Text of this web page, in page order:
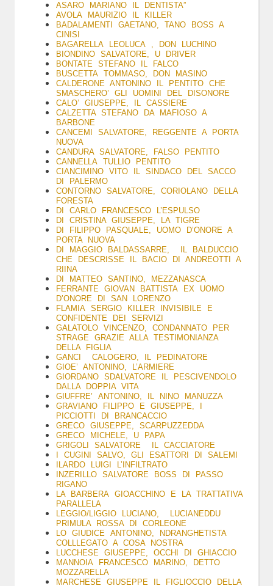
ASARO MARIANO IL DENTISTA”
AVOLA MAURIZIO IL KILLER
BADALAMENTI GAETANO, TANO BOSS A
CINISI
BAGARELLA LEOLUCA , DON LUCHINO
BIONDINO SALVATORE, U DRIVER
BONTATE STEFANO IL FALCO
BUSCETTA TOMMASO, DON MASINO
CALDERONE ANTONINO IL PENTITO CHE
SMASCHERO’ GLI UOMINI DEL DISONORE
CALO’ GIUSEPPE, IL CASSIERE
CALZETTA STEFANO DA MAFIOSO A
BARBONE
CANCEMI SALVATORE, REGGENTE A PORTA
NUOVA
CANDURA SALVATORE, FALSO PENTITO
CANNELLA TULLIO PENTITO
CIANCIMINO VITO IL SINDACO DEL SACCO
DI PALERMO
CONTORNO SALVATORE, CORIOLANO DELLA
FORESTA
DI CARLO FRANCESCO L’ESPULSO
DI CRISTINA GIUSEPPE, LA TIGRE
DI FILIPPO PASQUALE, UOMO D’ONORE A
PORTA NUOVA
DI MAGGIO BALDASSARRE, IL BALDUCCIO
CHE DESCRISSE IL BACIO DI ANDREOTTI A
RIINA
DI MATTEO SANTINO, MEZZANASCA
FERRANTE GIOVAN BATTISTA EX UOMO
D’ONORE DI SAN LORENZO
FLAMIA SERGIO KILLER INVISIBILE E
CONFIDENTE DEI SERVIZI
GALATOLO VINCENZO, CONDANNATO PER
STRAGE GRAZIE ALLA TESTIMONIANZA
DELLA FIGLIA
GANCI CALOGERO, IL PEDINATORE
GIOE’ ANTONINO, L’ARMIERE
GIORDANO SDALVATORE IL PESCIVENDOLO
DALLA DOPPIA VITA
GIUFFRE’ ANTONINO, IL NINO MANUZZA
GRAVIANO FILIPPO E GIUSEPPE, I
PICCIOTTI DI BRANCACCIO
GRECO GIUSEPPE, SCARPUZZEDDA
GRECO MICHELE, U PAPA
GRIGOLI SALVATORE IL CACCIATORE
I CUGINI SALVO, GLI ESATTORI DI SALEMI
ILARDO LUIGI L’INFILTRATO
INZERILLO SALVATORE BOSS DI PASSO
RIGANO
LA BARBERA GIOACCHINO E LA TRATTATIVA
PARALLELA
LEGGIO/LIGGIO LUCIANO, LUCIANEDDU
PRIMULA ROSSA DI CORLEONE
LO GIUDICE ANTONINO, NDRANGHETISTA
COLLLEGATO A COSA NOSTRA
LUCCHESE GIUSEPPE, OCCHI DI GHIACCIO
MANNOIA FRANCESCO MARINO, DETTO
MOZZARELLA
MARCHESE GIUSEPPE IL FIGLIOCCIO DELLA